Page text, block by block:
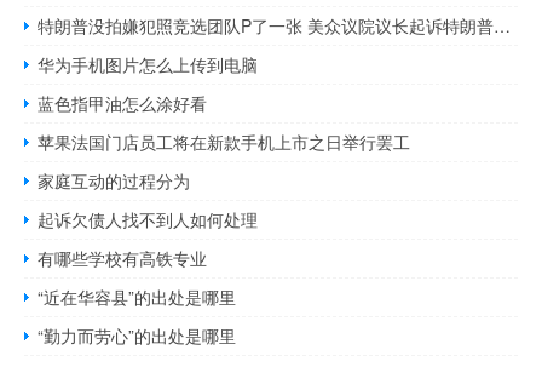
特朗普没拍嫌犯照竞选团队P了一张 美众议院议长起诉特朗普出于政治动机伤害了整个国家
华为手机图片怎么上传到电脑
蓝色指甲油怎么涂好看
苹果法国门店员工将在新款手机上市之日举行罢工
家庭互动的过程分为
起诉欠债人找不到人如何处理
有哪些学校有高铁专业
“近在华容县”的出处是哪里
“勤力而劳心”的出处是哪里